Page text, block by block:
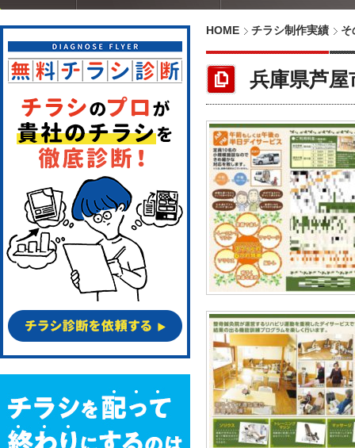
HOME チラシ制作実績 そ
兵庫県芦